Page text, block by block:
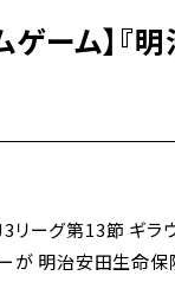
ーム】『
ーグ第13節 ギラ
が 明治安田生命